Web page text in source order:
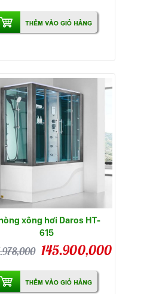
xông hơi Daros HT-
615
145.900,000